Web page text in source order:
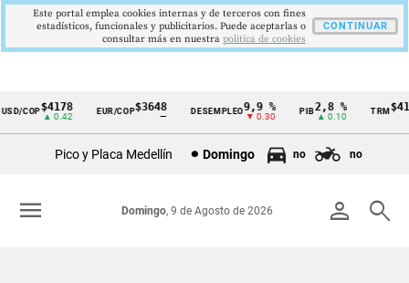
Cintillo
Colombia
COP$4178
▲ 0.42
EUR/COP$3648 DESEMPLEO 9,9 %
▼ 0.30
PIB2,8 %
▲ 0.10
TRM
Pico y Placa Medellín Domingo no no
person search
Domingo, 9 de Agosto de 2026
menu
Este portal emplea cookies internas y de terceros con fines
estadísticos, funcionales y publicitarios. Puede aceptarlas o
consultar más en nuestra politica de cookies
CONTINUAR